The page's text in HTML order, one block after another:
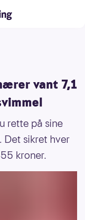
vant 7,1
rette på sine
Det sikret hver
kroner.